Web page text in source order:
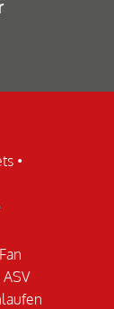
•
Fan
ASV